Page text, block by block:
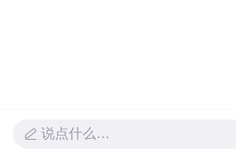
说点什么…